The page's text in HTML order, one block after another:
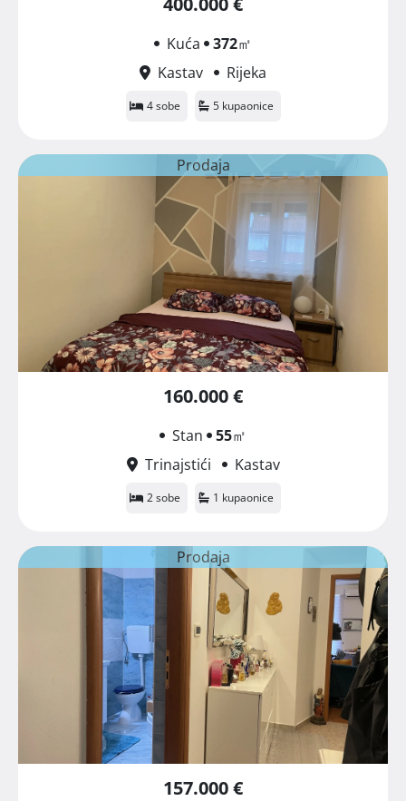
Kuća 372㎡
Kastav
Rijeka
4 sobe 5 kupaonice
Prodaja
160.000 €
Stan 55㎡
Trinajstići
Kastav
2 sobe 1 kupaonice
Prodaja
157.000 €